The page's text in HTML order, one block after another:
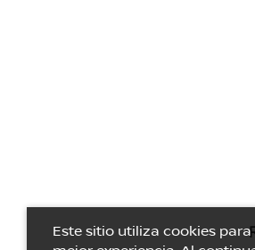
Este sitio utiliza cookies